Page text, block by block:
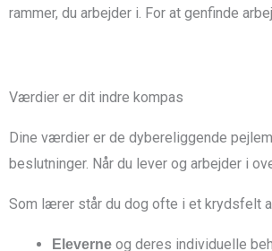
rammer, du arbejder i. For at genfinde
Værdier er dit indre kompas
Dine værdier er de dybereliggende
beslutninger. Når du lever og arbejder i
Som lærer står du dog ofte i et krydsfelt
Eleverne og deres individuelle